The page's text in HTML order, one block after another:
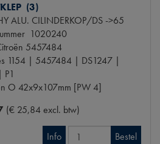
(3)
ALU. CILINDERKOP/DS ->65
1020240
5457484
1154 | 5457484 | DS1247 |
O 42x9x107mm [PW 4]
(€ 25,84 excl. btw)
Info Bestel